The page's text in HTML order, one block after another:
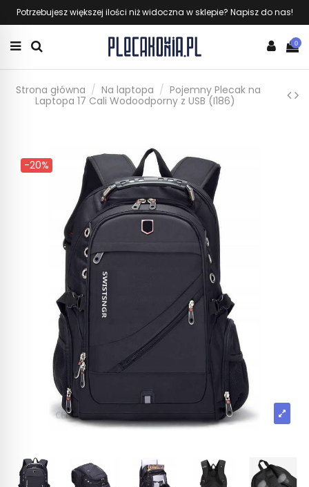
Potrzebujesz większej ilości niż widoczna w sklepie? Napisz do nas!
0
Strona główna Na laptopa
Pojemny Plecak na
Laptopa 17 Cali Wodoodporny z USB (I186)
-20%